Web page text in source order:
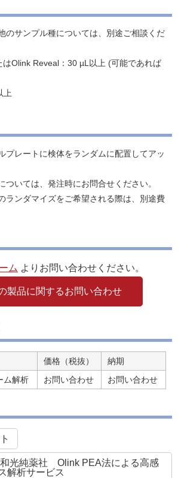
サンプル種については、別途ご相談くだ
Olink Reveal：30 µL以上 (可能であれば
上
プレートに検体をランダムに配置してアッ
ついては、発注時にお問合せください。
ランダマイズをご希望される際は、別途費
ム よりお問い合わせください。
製品に関するお問い合わせ
価格（税抜）
納期
ム解析 お問い合わせ お問い合わせ
光純薬社 Olink PEA法による高感
解析サービス